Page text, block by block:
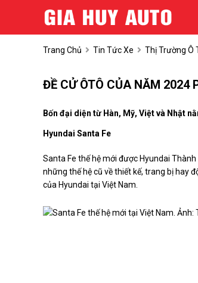
Trang Chủ Tin Tức Xe Thị Trường Ô
ĐỀ CỬ ÔTÔ CỦA NĂM 2024
Bốn đại diện từ Hàn, Mỹ, Việt và Nhật
Hyundai Santa Fe
Santa Fe thế hệ mới được Hyundai
những thế hệ cũ về thiết kế, trang bị hay
của Hyundai tại Việt Nam.